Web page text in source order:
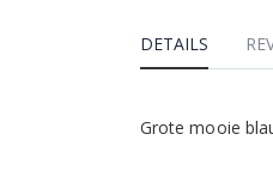
DETAILS
Grote mooie